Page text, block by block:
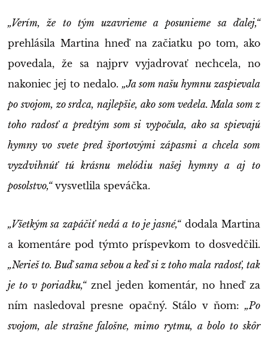
„Verím, že to tým uzavrieme a posunieme sa ďalej,“
prehlásila Martina hneď na začiatku po tom, ako
povedala, že sa najprv vyjadrovať nechcela, no
nakoniec jej to nedalo. „Ja som našu hymnu zaspievala
po svojom, zo srdca, najlepšie, ako som vedela. Mala som z
toho radosť a predtým som si vypočula, ako sa spievajú
hymny vo svete pred športovými zápasmi a chcela som
vyzdvihnúť tú krásnu melódiu našej hymny a aj to
posolstvo,“vysvetlila speváčka.
„Všetkým sa zapáčiť nedá a to je jasné,“dodala Martina
a komentáre pod týmto príspevkom to dosvedčili.
„Nerieš to. Buď sama sebou a keď si z toho mala radosť, tak
je to v poriadku,“znel jeden komentár, no hneď za
ním nasledoval presne opačný. Stálo v ňom: „Po
svojom, ale strašne falošne, mimo rytmu, a bolo to skôr